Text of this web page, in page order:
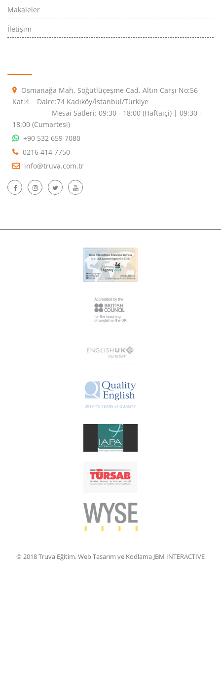
Makaleler
İletişim
Osmanağa Mah. Söğütlüçeşme Cad. Altın Carşı No:56
Kat:4 Daire:74 Kadıköy/İstanbul/Türkiye
Mesai Satleri: 09:30 - 18:00 (Haftaiçi) | 09:30 -
18:00 (Cumartesi)
+90 532 659 7080
0216 414 7750
info@truva.com.tr
© 2018 Truva Eğitim. Web Tasarım ve Kodlama JBM INTERACTIVE